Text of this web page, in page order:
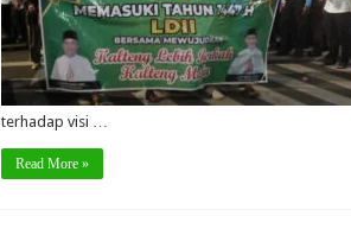
terhadap visi …
Read More »